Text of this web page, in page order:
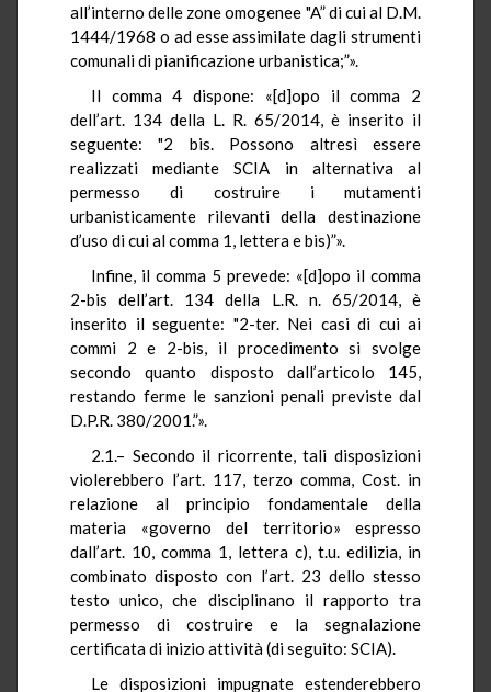
all’interno delle zone omogenee "A” di cui al D.M.
1444/1968 o ad esse assimilate dagli strumenti
comunali di pianificazione urbanistica;”».
Il comma 4 dispone: «[d]opo il comma 2
dell’art. 134 della L. R. 65/2014, è inserito il
seguente: "2 bis. Possono altresì essere
realizzati mediante SCIA in alternativa al
permesso di costruire i mutamenti
urbanisticamente rilevanti della destinazione
d’uso di cui al comma 1, lettera e bis)”».
Infine, il comma 5 prevede: «[d]opo il comma
2-bis dell’art. 134 della L.R. n. 65/2014, è
inserito il seguente: "2-ter. Nei casi di cui ai
commi 2 e 2-bis, il procedimento si svolge
secondo quanto disposto dall’articolo 145,
restando ferme le sanzioni penali previste dal
D.P.R. 380/2001.”».
2.1.– Secondo il ricorrente, tali disposizioni
violerebbero l’art. 117, terzo comma, Cost. in
relazione al principio fondamentale della
materia «governo del territorio» espresso
dall’art. 10, comma 1, lettera c), t.u. edilizia, in
combinato disposto con l’art. 23 dello stesso
testo unico, che disciplinano il rapporto tra
permesso di costruire e la segnalazione
certificata di inizio attività (di seguito: SCIA).
Le disposizioni impugnate estenderebbero